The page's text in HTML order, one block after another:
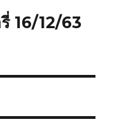
16/12/63